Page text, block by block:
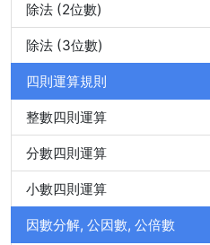
除法 (2位數)
除法 (3位數)
四則運算規則
整數四則運算
分數四則運算
小數四則運算
因數分解, 公因數, 公倍數